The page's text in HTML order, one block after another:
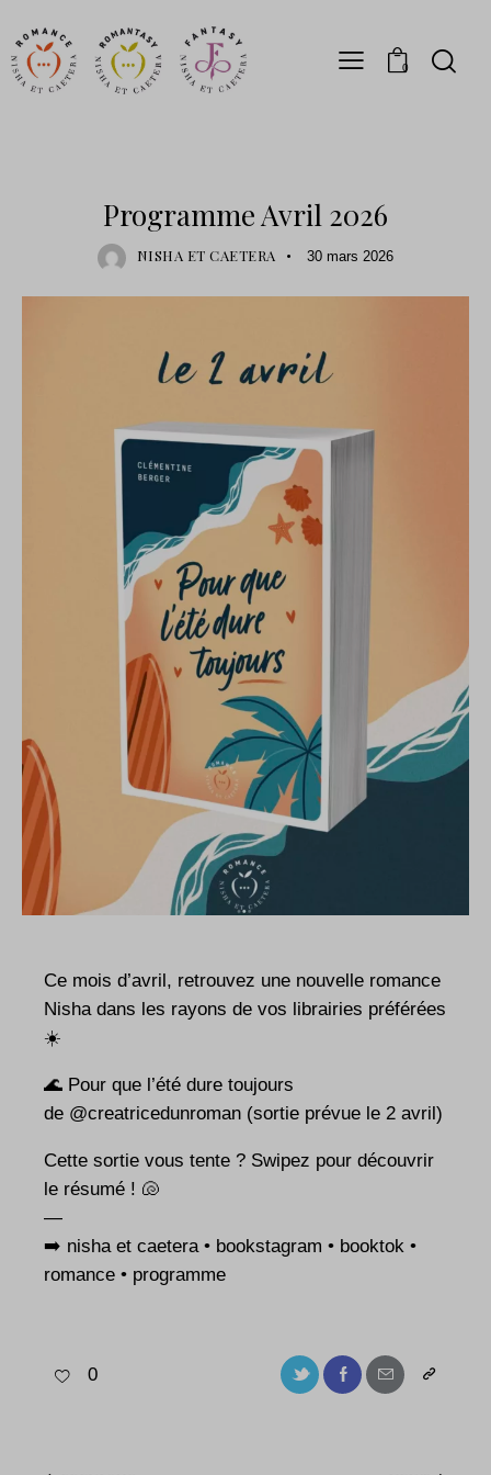
0
Programme Avril 2026
NISHA ET CAETERA 30 mars 2026
Ce mois d’avril, retrouvez une nouvelle romance
Nisha dans les rayons de vos librairies préférées
☀️
🌊 Pour que l’été dure toujours
de @creatricedunroman (sortie prévue le 2 avril)
Cette sortie vous tente ? Swipez pour découvrir
le résumé ! 🐚
—
➡️ nisha et caetera • bookstagram • booktok •
romance • programme
0